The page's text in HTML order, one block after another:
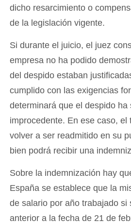
dicho resarcimiento o
de la legislación vigente.
Si durante el juicio, el juez
empresa no ha podido
del despido estaban
cumplido con las exigencias
determinará que el despido ha
improcedente. En ese caso, el
volver a ser readmitido en su
bien podrá recibir una
Sobre la indemnización hay
España se establece que la
de salario por año trabajado si
anterior a la fecha de 21 de